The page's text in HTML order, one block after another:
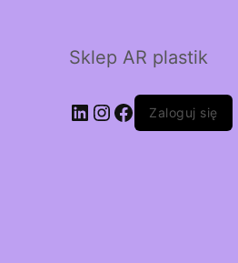
Sklep AR plastik
LinkedIn
Instagram
Facebook
Zaloguj się